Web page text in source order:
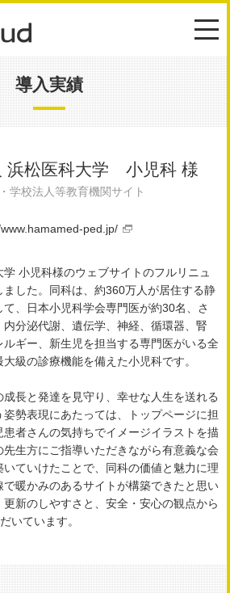
導入実績
浜松医科大学 小児科 様
学校法人等教育機関サイト
ped.jp/
小児科様のウェブサイトのフルリニュ
した。同科は、約360万人が居住する静
、日本小児科学会専門医が約30名、さ
分泌代謝、遺伝学、神経、循環器、腎
ギー、新生児を担当する専門医がいる全
級の診療機能を備えた小児科です。
成長と発達を見守り、幸せな人生を送れる
勢表現にあたっては、トップページに担
者さんの気持ちでイメージイラストを描
生方にご指導いただきながら有意義な会
ていけたことで、同科の価値と魅力に理
暖かみのあるサイトが構築できたと思い
更新のしやすさと、安全・安心の観点から
いています。